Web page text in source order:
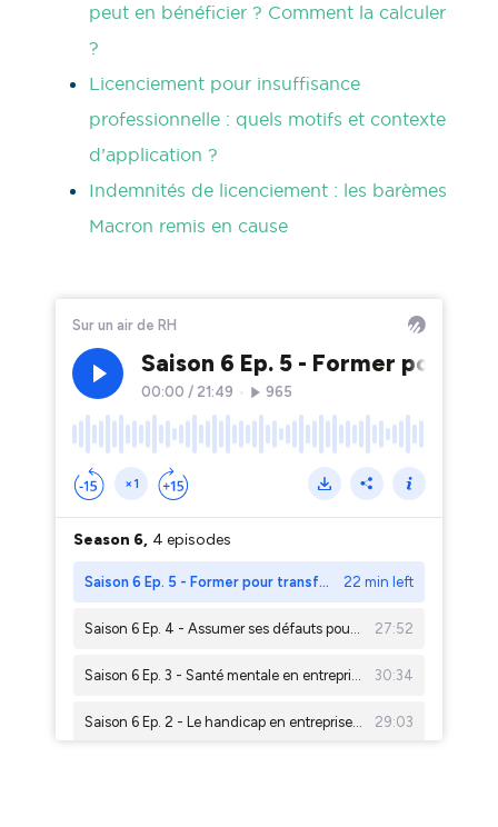
peut en bénéficier ? Comment la calculer
?
Licenciement pour insuffisance
professionnelle : quels motifs et contexte
d’application ?
Indemnités de licenciement : les barèmes
Macron remis en cause